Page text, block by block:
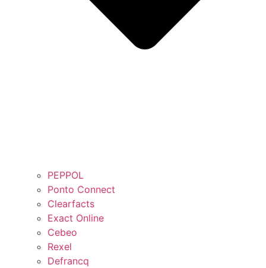
PEPPOL
Ponto Connect
Clearfacts
Exact Online
Cebeo
Rexel
Defrancq